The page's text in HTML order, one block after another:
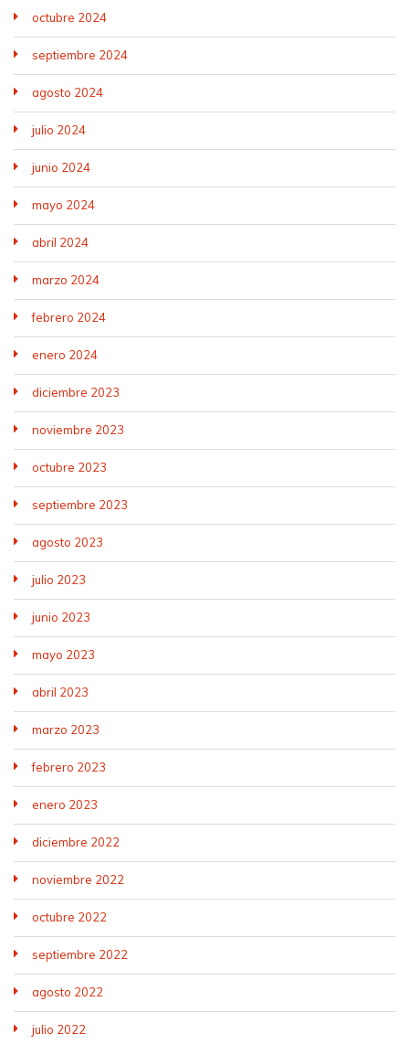
octubre 2024
septiembre 2024
agosto 2024
julio 2024
junio 2024
mayo 2024
abril 2024
marzo 2024
febrero 2024
enero 2024
diciembre 2023
noviembre 2023
octubre 2023
septiembre 2023
agosto 2023
julio 2023
junio 2023
mayo 2023
abril 2023
marzo 2023
febrero 2023
enero 2023
diciembre 2022
noviembre 2022
octubre 2022
septiembre 2022
agosto 2022
julio 2022